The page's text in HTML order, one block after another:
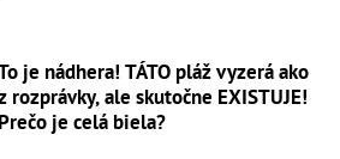
je nádhera! TÁTO pláž vyzerá ako
rozprávky, ale skutočne EXISTUJE!
Prečo je celá biela?